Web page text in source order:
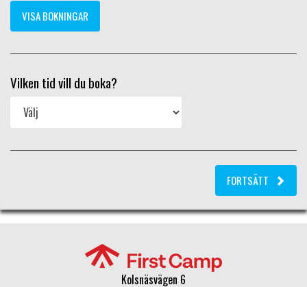
VISA BOKNINGAR
Vilken tid vill du boka?
FORTSÄTT
Kolsnäsvägen 6